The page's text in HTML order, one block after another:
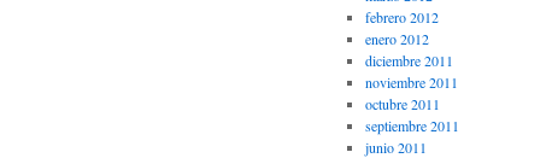
febrero 2012
enero 2012
diciembre 2011
noviembre 2011
octubre 2011
septiembre 2011
junio 2011